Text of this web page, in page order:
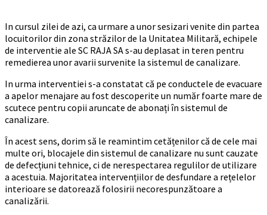
In cursul zilei de azi, ca urmare a unor sesizari venite din partea
locuitorilor din zona străzilor de la Unitatea Militară, echipele
de interventie ale SC RAJA SA s-au deplasat in teren pentru
remedierea unor avarii survenite la sistemul de canalizare.
In urma interventiei s-a constatat că pe conductele de evacuare
a apelor menajare au fost descoperite un număr foarte mare de
scutece pentru copii aruncate de abonați în sistemul de
canalizare.
În acest sens, dorim să le reamintim cetățenilor că de cele mai
multe ori, blocajele din sistemul de canalizare nu sunt cauzate
de defecțiuni tehnice, ci de nerespectarea regulilor de utilizare
a acestuia. Majoritatea intervențiilor de desfundare a rețelelor
interioare se datorează folosirii necorespunzătoare a
canalizării.